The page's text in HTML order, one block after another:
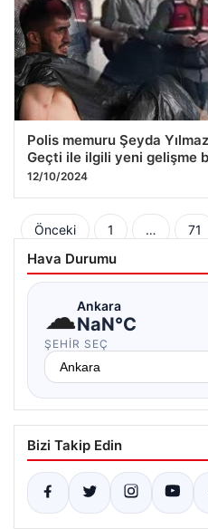
Polis memuru Şeyda
Geçti ile ilgili yeni gelişme
12/10/2024
Yazı
sayfalaması
Önceki 1 … 71
Hava Durumu
☁Ankara
NaN°C
ŞEHIR SEÇ
Bizi Takip Edin